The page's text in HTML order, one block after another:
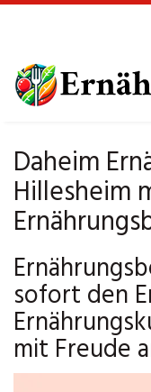
main
content
Daheim
Hillesheim
sofort den
mit Freude